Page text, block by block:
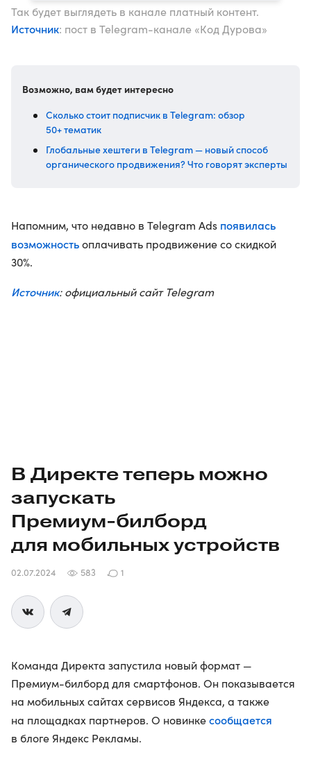
Так будет выглядеть в канале платный контент.
Источник: пост в Telegram-канале «Код Дурова»
Возможно, вам будет интересно
Сколько стоит подписчик в Telegram: обзор
50+ тематик
Глобальные хештеги в Telegram — новый способ
органического продвижения? Что говорят эксперты
Напомним, что недавно в Telegram Ads появилась
возможностьоплачивать продвижение со скидкой
30%.
Источник: официальный сайт Telegram
В Директе теперь можно
запускать
Премиум-билборд
для мобильных устройств
02.07.2024 583 1
Команда Директа запустила новый формат —
Премиум-билборд для смартфонов. Он показывается
на мобильных сайтах сервисов Яндекса, а также
на площадках партнеров. О новинкесообщается
в блоге Яндекс Рекламы.